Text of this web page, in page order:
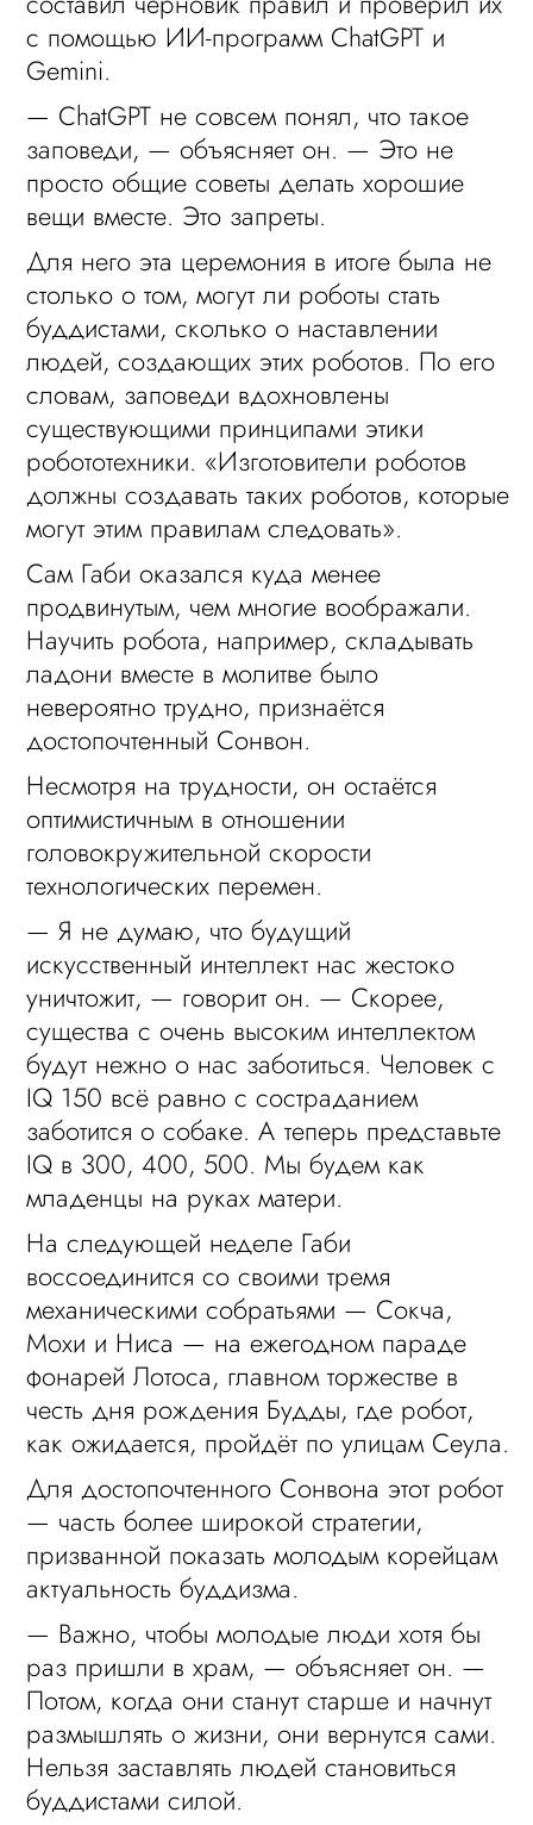
с помощью ИИ-программ ChatGPT и
Gemini.
— ChatGPT не совсем понял, что такое
заповеди, — объясняет он. — Это не
просто общие советы делать хорошие
вещи вместе. Это запреты.
Для него эта церемония в итоге была не
столько о том, могут ли роботы стать
буддистами, сколько о наставлении
людей, создающих этих роботов. По его
словам, заповеди вдохновлены
существующими принципами этики
робототехники. «Изготовители роботов
должны создавать таких роботов, которые
могут этим правилам следовать».
Сам Габи оказался куда менее
продвинутым, чем многие воображали.
Научить робота, например, складывать
ладони вместе в молитве было
невероятно трудно, признаётся
достопочтенный Сонвон.
Несмотря на трудности, он остаётся
оптимистичным в отношении
головокружительной скорости
технологических перемен.
— Я не думаю, что будущий
искусственный интеллект нас жестоко
уничтожит, — говорит он. — Скорее,
существа с очень высоким интеллектом
будут нежно о нас заботиться. Человек с
IQ 150 всё равно с состраданием
заботится о собаке. А теперь представьте
IQ в 300, 400, 500. Мы будем как
младенцы на руках матери.
На следующей неделе Габи
воссоединится со своими тремя
механическими собратьями — Сокча,
Мохи и Ниса — на ежегодном параде
фонарей Лотоса, главном торжестве в
честь дня рождения Будды, где робот,
как ожидается, пройдёт по улицам Сеула.
Для достопочтенного Сонвона этот робот
— часть более широкой стратегии,
призванной показать молодым корейцам
актуальность буддизма.
— Важно, чтобы молодые люди хотя бы
раз пришли в храм, — объясняет он. —
Потом, когда они станут старше и начнут
размышлять о жизни, они вернутся сами.
Нельзя заставлять людей становиться
буддистами силой.